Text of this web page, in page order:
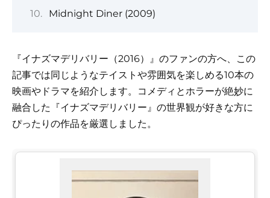
Midnight Diner (2009)
『イナズマデリバリー（2016）』のファンの方へ、この
記事では同じようなテイストや雰囲気を楽しめる10本の
映画やドラマを紹介します。コメディとホラーが絶妙に
融合した『イナズマデリバリー』の世界観が好きな方に
ぴったりの作品を厳選しました。